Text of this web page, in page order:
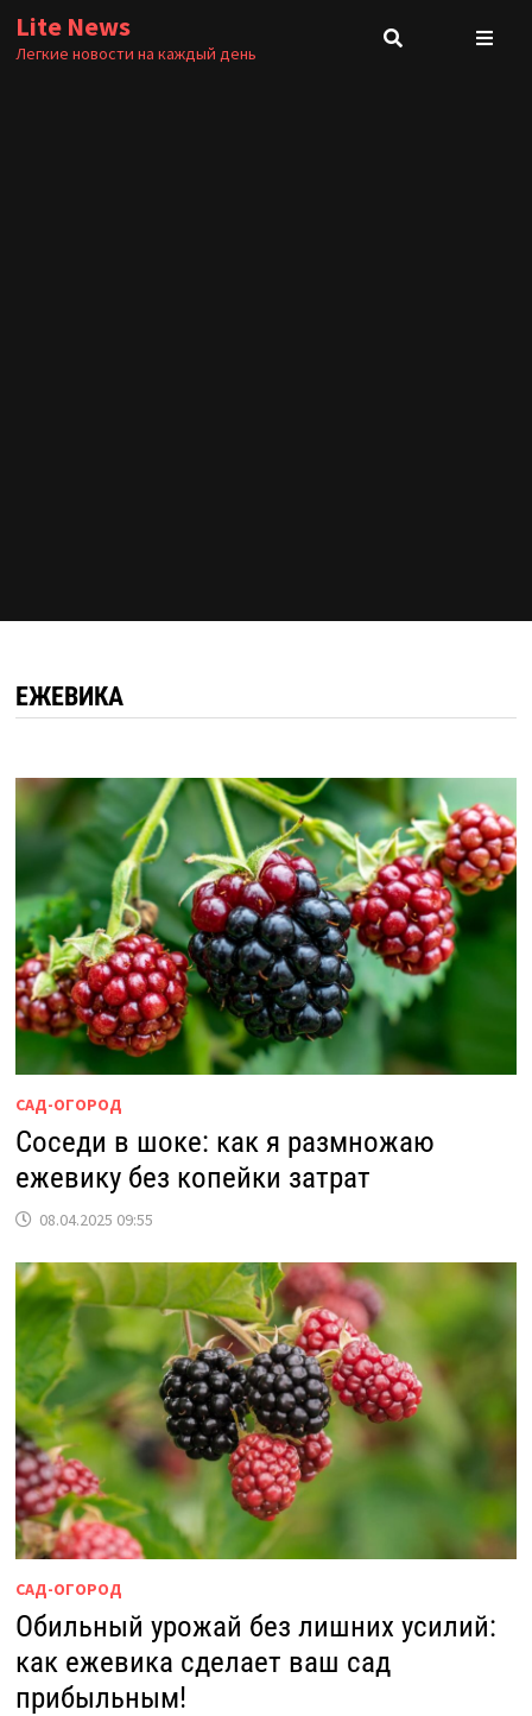
Перейти
Lite News
Легкие новости на каждый день
ЕЖЕВИКА
САД-ОГОРОД
Соседи в шоке: как я размножаю
ежевику без копейки затрат
08.04.2025 09:55
САД-ОГОРОД
Обильный урожай без лишних усилий:
как ежевика сделает ваш сад
прибыльным!